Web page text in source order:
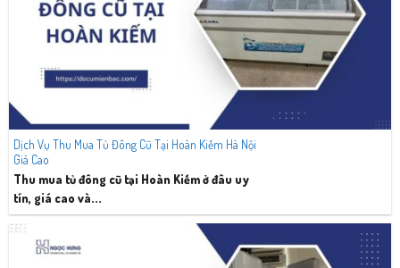
Dịch Vụ Thu Mua Tủ Đông Cũ Tại Hoàn Kiếm Hà Nội
Giá Cao
Thu mua tủ đông cũ tại Hoàn Kiếm ở đâu uy
tín, giá cao và...